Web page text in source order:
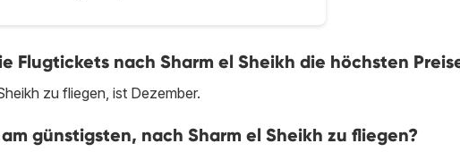
Flugtickets nach Sharm el Sheikh die höchsten
zu fliegen, ist Dezember.
günstigsten, nach Sharm el Sheikh zu fliegen?